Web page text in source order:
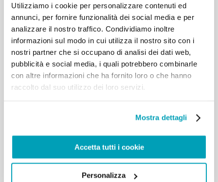
Utilizziamo i cookie per personalizzare contenuti ed
annunci, per fornire funzionalità dei social media e per
analizzare il nostro traffico. Condividiamo inoltre
informazioni sul modo in cui utilizza il nostro sito con i
nostri partner che si occupano di analisi dei dati web,
pubblicità e social media, i quali potrebbero combinarle
con altre informazioni che ha fornito loro o che hanno
raccolto dal suo utilizzo dei loro servizi.
Mostra dettagli
Accetta tutti i cookie
Personalizza
La croce è luminescente: vuole rincuorare la nostra
fede nella Risurrezione, il trionfo di Cristo sulla
morte. Anche il migrante ignoto, morto con la
vittoria. I soccorritori mi hanno raccontato come
stiano imparando l’umanità dalle persone che
riescono a salvare. Mi hanno rivelato come in ogni
missione riscoprano la bellezza di essere un’unica
grande famiglia umana, unita nella fraternità
per ricordarci che dobbiamo tenere aperti gli occhi,
l’impegno inderogabile di salvare ogni vita umana,
un dovere morale che unisce credenti e non
credenti. Come possiamo non ascoltare il grido
affrontare un mare in tempesta piuttosto che